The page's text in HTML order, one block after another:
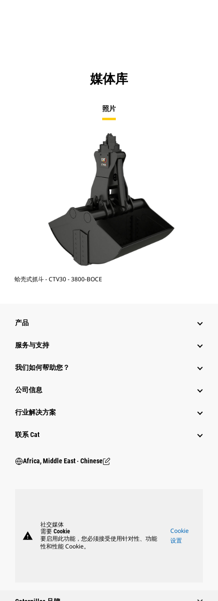
媒体库
照片
蛤壳式抓斗 - CTV30 - 3800-BOCE
产品
服务与支持
我们如何帮助您？
公司信息
行业解决方案
行业
联系 Cat
Africa, Middle East ‧ Chinese
warning
社交媒体
需要 Cookie
要启用此功能，您必须接受使用针对性、功能
性和性能 Cookie。
Cookie
设置